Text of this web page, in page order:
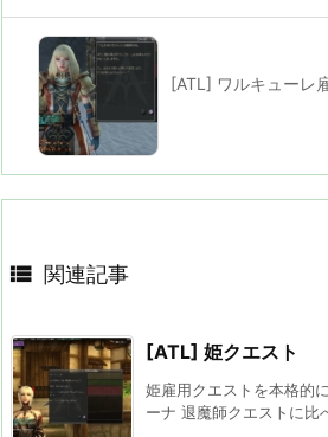
[ATL] ワルキューレ
 関連記事
[ATL] 姫クエスト
姫雇用クエストを本格的
ーナ 退魔師クエストに比